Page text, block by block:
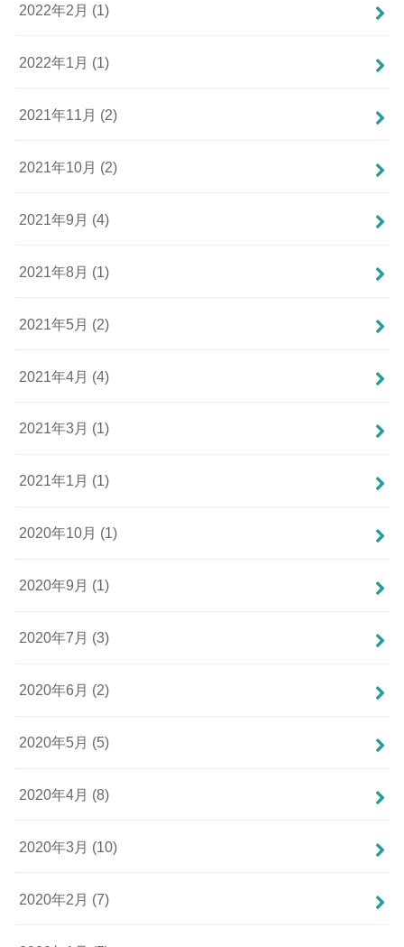
2022年2月 (1)
2022年1月 (1)
2021年11月 (2)
2021年10月 (2)
2021年9月 (4)
2021年8月 (1)
2021年5月 (2)
2021年4月 (4)
2021年3月 (1)
2021年1月 (1)
2020年10月 (1)
2020年9月 (1)
2020年7月 (3)
2020年6月 (2)
2020年5月 (5)
2020年4月 (8)
2020年3月 (10)
2020年2月 (7)